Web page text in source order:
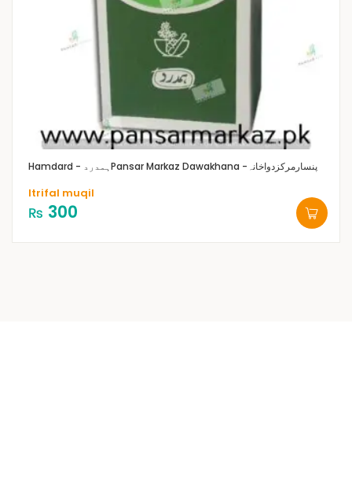
Hamdard - ہمدرد Pansar Markaz Dawakhana -پنسارمرکزدواخانہ
Itrifal muqil
₨ 300